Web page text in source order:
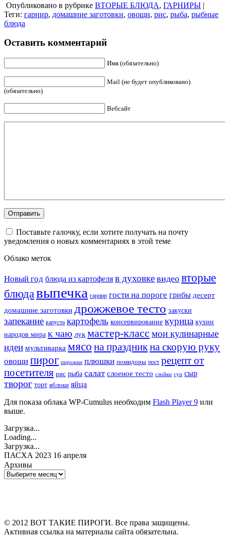
Опубликовано в рубрике ВТОРЫЕ БЛЮДА, ГАРНИРЫ |
Теги: гарнир, домашние заготовки, овощи, рис, рыба, рыбные
блюда
Оставить комментарий
Имя (обязательно)
Mail (не будет опубликовано)
(обязательно)
Вебсайт
Поставьте галочку, если хотите получать на почту
уведомления о новых комментариях в этой теме
Облако меток
Новый год блюда из картофеля в духовке видео вторые
блюдавыпечка гарнир гости на пороге грибы десерт
домашние заготовки дрожжевое тесто закуски
запекание капуста картофель консервирование курица кухни
народов мира к чаю лук мастер-класс мои кулинарные
идеи мультиварка мясо на праздникна скорую руку
овощи пирог пирожки плюшки помидоры пост рецепт от
посетителя рис рыба салат слоеное тесто слойки суп сыр
творог торт яблоки яйца
Для показа облака WP-Cumulus необходим Flash Player 9 или
выше.
Загрузка...
Loading...
Загрузка...
ПАСХА 2023 16 апреля
Архивы
Архивы
© 2012 ВОТ ТАКИЕ ПИРОГИ. Все права защищены.
Активная ссылка на материалы сайта обязательна.